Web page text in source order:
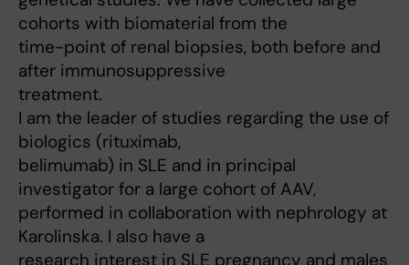
cohorts with biomaterial from the
time-point of renal biopsies, both before and
after immunosuppressive
treatment.
I am the leader of studies regarding the use of
biologics (rituximab,
belimumab) in SLE and in principal
investigator for a large cohort of AAV,
performed in collaboration with nephrology at
Karolinska. I also have a
research interest in SLE pregnancy and males